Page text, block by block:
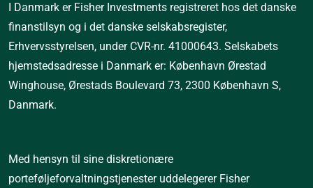
I Danmark er Fisher Investments registreret hos det danske
finanstilsyn og i det danske selskabsregister,
Erhvervsstyrelsen, under CVR-nr. 41000643. Selskabets
hjemstedsadresse i Danmark er: København Ørestad
Winghouse, Ørestads Boulevard 73, 2300 København S,
Danmark.
Med hensyn til sine diskretionære
porteføljeforvaltningstjenester uddelegerer Fisher